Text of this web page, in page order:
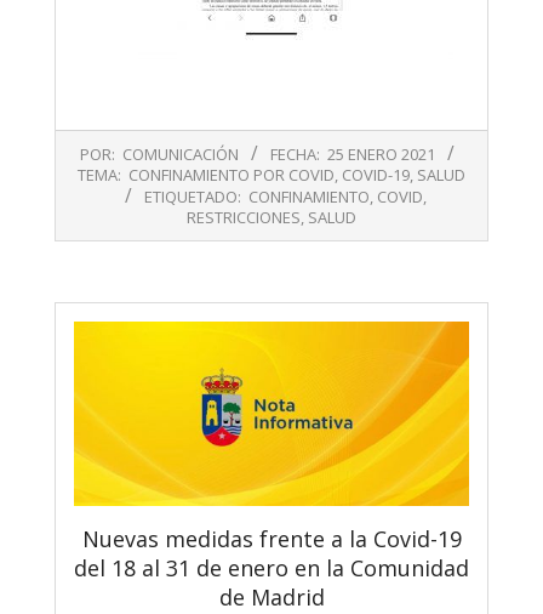
01-
POR: COMUNICACIÓN FECHA: 25 ENERO 2021
TEMA: CONFINAMIENTO POR COVID, COVID-19, SALUD
ETIQUETADO: CONFINAMIENTO, COVID,
RESTRICCIONES, SALUD
Nuevas medidas frente a la Covid-19
del 18 al 31 de enero en la Comunidad
de Madrid